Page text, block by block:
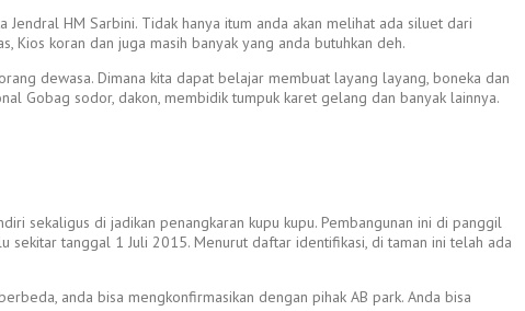
HM Sarbini. Tidak hanya itum anda akan melihat ada siluet dari
Kios koran dan juga masih banyak yang anda butuhkan deh.
dewasa. Dimana kita dapat belajar membuat layang layang, boneka dan
Gobag sodor, dakon, membidik tumpuk karet gelang dan banyak lainnya.
sekaligus di jadikan penangkaran kupu kupu. Pembangunan ini di panggil
sekitar tanggal 1 Juli 2015. Menurut daftar identifikasi, di taman ini telah ada
anda bisa mengkonfirmasikan dengan pihak AB park. Anda bisa